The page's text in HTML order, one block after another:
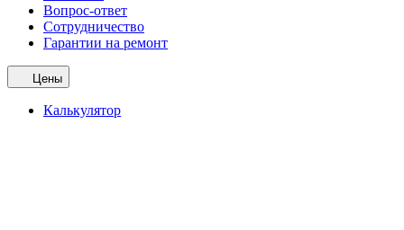
Вопрос-ответ
Сотрудничество
Гарантии на ремонт
Цены
Калькулятор